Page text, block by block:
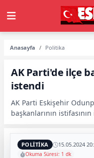
Anasayfa Politika
AK Parti'de ilçe
istendi
AK Parti Eskişehir
başkanlarının
POLITIKA 15.05.2024
Okuma Süresi: 1 dk